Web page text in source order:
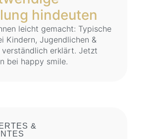
hindeuten
leicht gemacht: Typische
Kindern, Jugendlichen &
verständlich erklärt. Jetzt
bei happy smile.
&